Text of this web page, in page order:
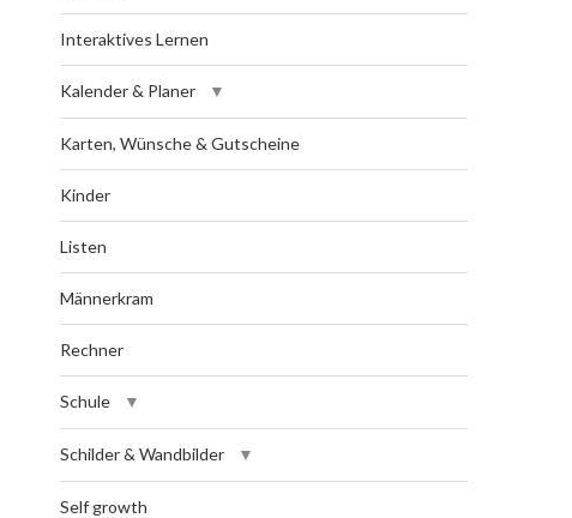
Interaktives Lernen
Kalender & Planer
Karten, Wünsche & Gutscheine
Kinder
Listen
Männerkram
Rechner
Schule
Schilder & Wandbilder
Self growth